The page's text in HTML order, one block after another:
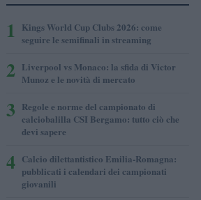
1
Kings World Cup Clubs 2026: come
seguire le semifinali in streaming
2 Liverpool vs Monaco: la sfida di Victor
Munoz e le novità di mercato
3 Regole e norme del campionato di
calciobalilla CSI Bergamo: tutto ciò che
devi sapere
4 Calcio dilettantistico Emilia-Romagna:
pubblicati i calendari dei campionati
giovanili